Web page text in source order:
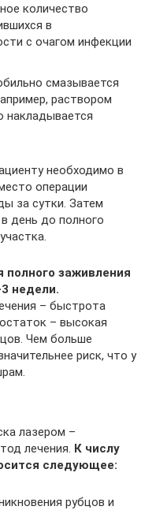
количество
в
с очагом инфекции
смазывается
раствором
накладывается
необходимо в
операции
за сутки. Затем
день до полного
полного заживления
недели.
– быстрота
– высокая
Чем больше
риск, что у
лазером –
лечения. К числу
следующее:
рубцов и